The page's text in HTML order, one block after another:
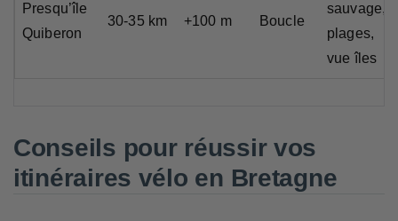
Presqu’île
Quiberon
30-35 km +100 m Boucle
sauvage,
plages,
vue îles
Conseils pour réussir vos
itinéraires vélo en Bretagne